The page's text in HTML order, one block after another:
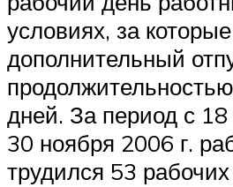
условиях, за
дополнительный
дней. За период с
30 ноября 2006 г.
трудился 53